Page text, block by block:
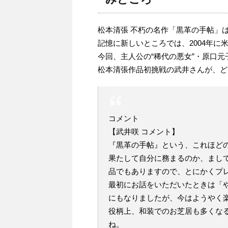
松本清張 不朽の名作「黒革の手帖」
記憶に新しいところでは、2004年に
今回、主人公の“稀代の悪女”・原口
松本清張作品初挑戦の武井さんが、
コメント
【武井咲 コメント】
『黒革の手帖』という、これほど
果たして自分に務まるのか、まし
品でもありますので、とにかくプ
最初にお話をいただいたときは「
にもなりましたが、今はようや
役柄上、和装でのお芝居も多くな
ね。